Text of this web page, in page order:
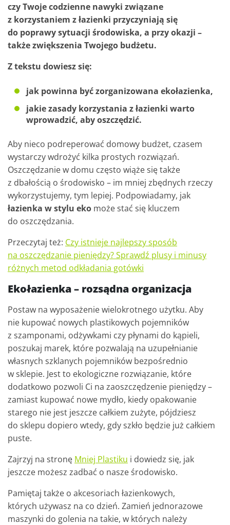
czy Twoje codzienne nawyki związane
z korzystaniem z łazienki przyczyniają się
do poprawy sytuacji środowiska, a przy okazji –
także zwiększenia Twojego budżetu.
Z tekstu dowiesz się:
jak powinna być zorganizowana ekołazienka,
jakie zasady korzystania z łazienki warto
wprowadzić, aby oszczędzić.
Aby nieco podreperować domowy budżet, czasem
wystarczy wdrożyć kilka prostych rozwiązań.
Oszczędzanie w domu często wiąże się także
z dbałością o środowisko – im mniej zbędnych rzeczy
wykorzystujemy, tym lepiej. Podpowiadamy, jak
łazienka w stylu eko może stać się kluczem
do oszczędzania.
Przeczytaj też: Czy istnieje najlepszy sposób
na oszczędzanie pieniędzy? Sprawdź plusy i minusy
różnych metod odkładania gotówki
Ekołazienka – rozsądna organizacja
Postaw na wyposażenie wielokrotnego użytku. Aby
nie kupować nowych plastikowych pojemników
z szamponami, odżywkami czy płynami do kąpieli,
poszukaj marek, które pozwalają na uzupełnianie
własnych szklanych pojemników bezpośrednio
w sklepie. Jest to ekologiczne rozwiązanie, które
dodatkowo pozwoli Ci na zaoszczędzenie pieniędzy –
zamiast kupować nowe mydło, kiedy opakowanie
starego nie jest jeszcze całkiem zużyte, pójdziesz
do sklepu dopiero wtedy, gdy szkło będzie już całkiem
puste.
Zajrzyj na stronę Mniej Plastiku i dowiedz się, jak
jeszcze możesz zadbać o nasze środowisko.
Pamiętaj także o akcesoriach łazienkowych,
których używasz na co dzień. Zamień jednorazowe
maszynki do golenia na takie, w których należy